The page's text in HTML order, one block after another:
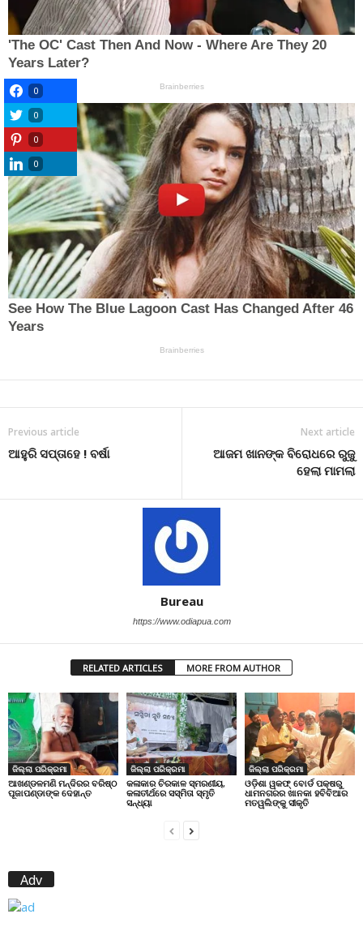
Previous article
ଆହୁରି ସପ୍ତାହେ ! ବର୍ଷା
Next article
ଆଜମ ଖାନଙ୍କ ବିରୋଧରେ ରୁଜୁ
ହେଲା ମାମଲା
Bureau
https://www.odiapua.com
RELATED ARTICLES MORE FROM AUTHOR
ଜିଲ୍ଲା ପରିକ୍ରମା
ଆଖଣ୍ଡଳମଣି ମନ୍ଦିରର ବରିଷ୍ଠ
ପୂଜାପଣ୍ଡାଙ୍କ ଦେହାନ୍ତ
ଜିଲ୍ଲା ପରିକ୍ରମା
କଳାକାର ଚିରକାଳ ସ୍ମରଣୀୟ,
କଳାତୀର୍ଥରେ ସସ୍ମିତା ସ୍ମୃତି
ସନ୍ଧ୍ୟା
ଜିଲ୍ଲା ପରିକ୍ରମା
ଓଡ଼ିଶା ୱକଫ୍ ବୋର୍ଡ ପକ୍ଷରୁ
ଧାମନଗରର ଖାନକା ହବିବିଆର
ମତୱଲିଙ୍କୁ ସୀକୃତି
Adv
0
0
0
0